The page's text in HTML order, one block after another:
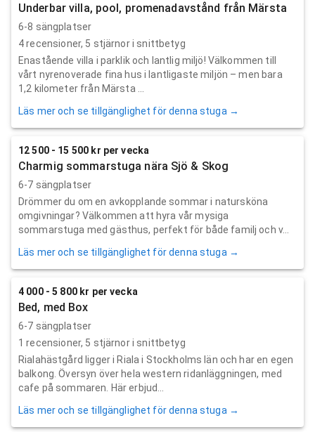
Underbar villa, pool, promenadavstånd från Märsta
6-8 sängplatser
4recensioner, 5 stjärnor i snittbetyg
Enastående villa i parklik och lantlig miljö! Välkommen till
vårt nyrenoverade fina hus i lantligaste miljön – men bara
1,2 kilometer från Märsta ...
Läs mer och se tillgänglighet för denna stuga →
12 500 - 15 500 kr per vecka
Charmig sommarstuga nära Sjö & Skog
6-7 sängplatser
Drömmer du om en avkopplande sommar i natursköna
omgivningar? Välkommen att hyra vår mysiga
sommarstuga med gästhus, perfekt för både familj och v...
Läs mer och se tillgänglighet för denna stuga →
4 000 - 5 800 kr per vecka
Bed, med Box
6-7 sängplatser
1 recensioner, 5 stjärnor i snittbetyg
Rialahästgård ligger i Riala i Stockholms län och har en egen
balkong. Översyn över hela western ridanläggningen, med
cafe på sommaren. Här erbjud...
Läs mer och se tillgänglighet för denna stuga →